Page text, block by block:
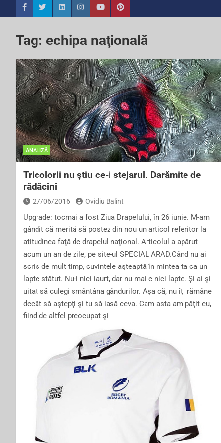
Tag: echipa naţională
ANALIZĂ
Tricolorii nu ştiu ce-i stejarul. Darămite de
rădăcini
27/06/2016 Ovidiu Balint
Upgrade: tocmai a fost Ziua Drapelului, în 26 iunie. M-am
gândit că merită să postez din nou un articol referitor la
atitudinea faţă de drapelul naţional. Articolul a apărut
acum un an de zile, pe site-ul SPECIAL ARAD.Când nu ai
scris de mult timp, cuvintele aşteaptă în mintea ta ca un
lapte stătut. Nu-i nici iaurt, dar nu mai e nici lapte. Şi ai şi
uitat să culegi smântâna gândurilor. Aşa că, nu îţi rămâne
decât să aştepţi şi tu să iasă ceva. Cam asta am păţit eu,
fiind de altfel preocupat şi